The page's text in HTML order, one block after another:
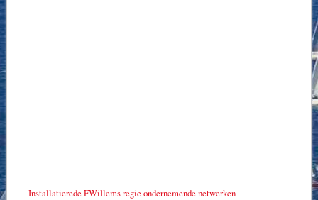
Installatierede FWillems regie ondernemende netwerken